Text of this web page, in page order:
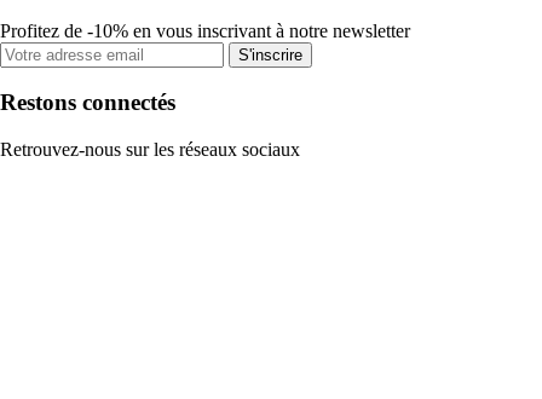
Profitez de -10% en vous inscrivant à notre newsletter
S'inscrire
Restons connectés
Retrouvez-nous sur les réseaux sociaux